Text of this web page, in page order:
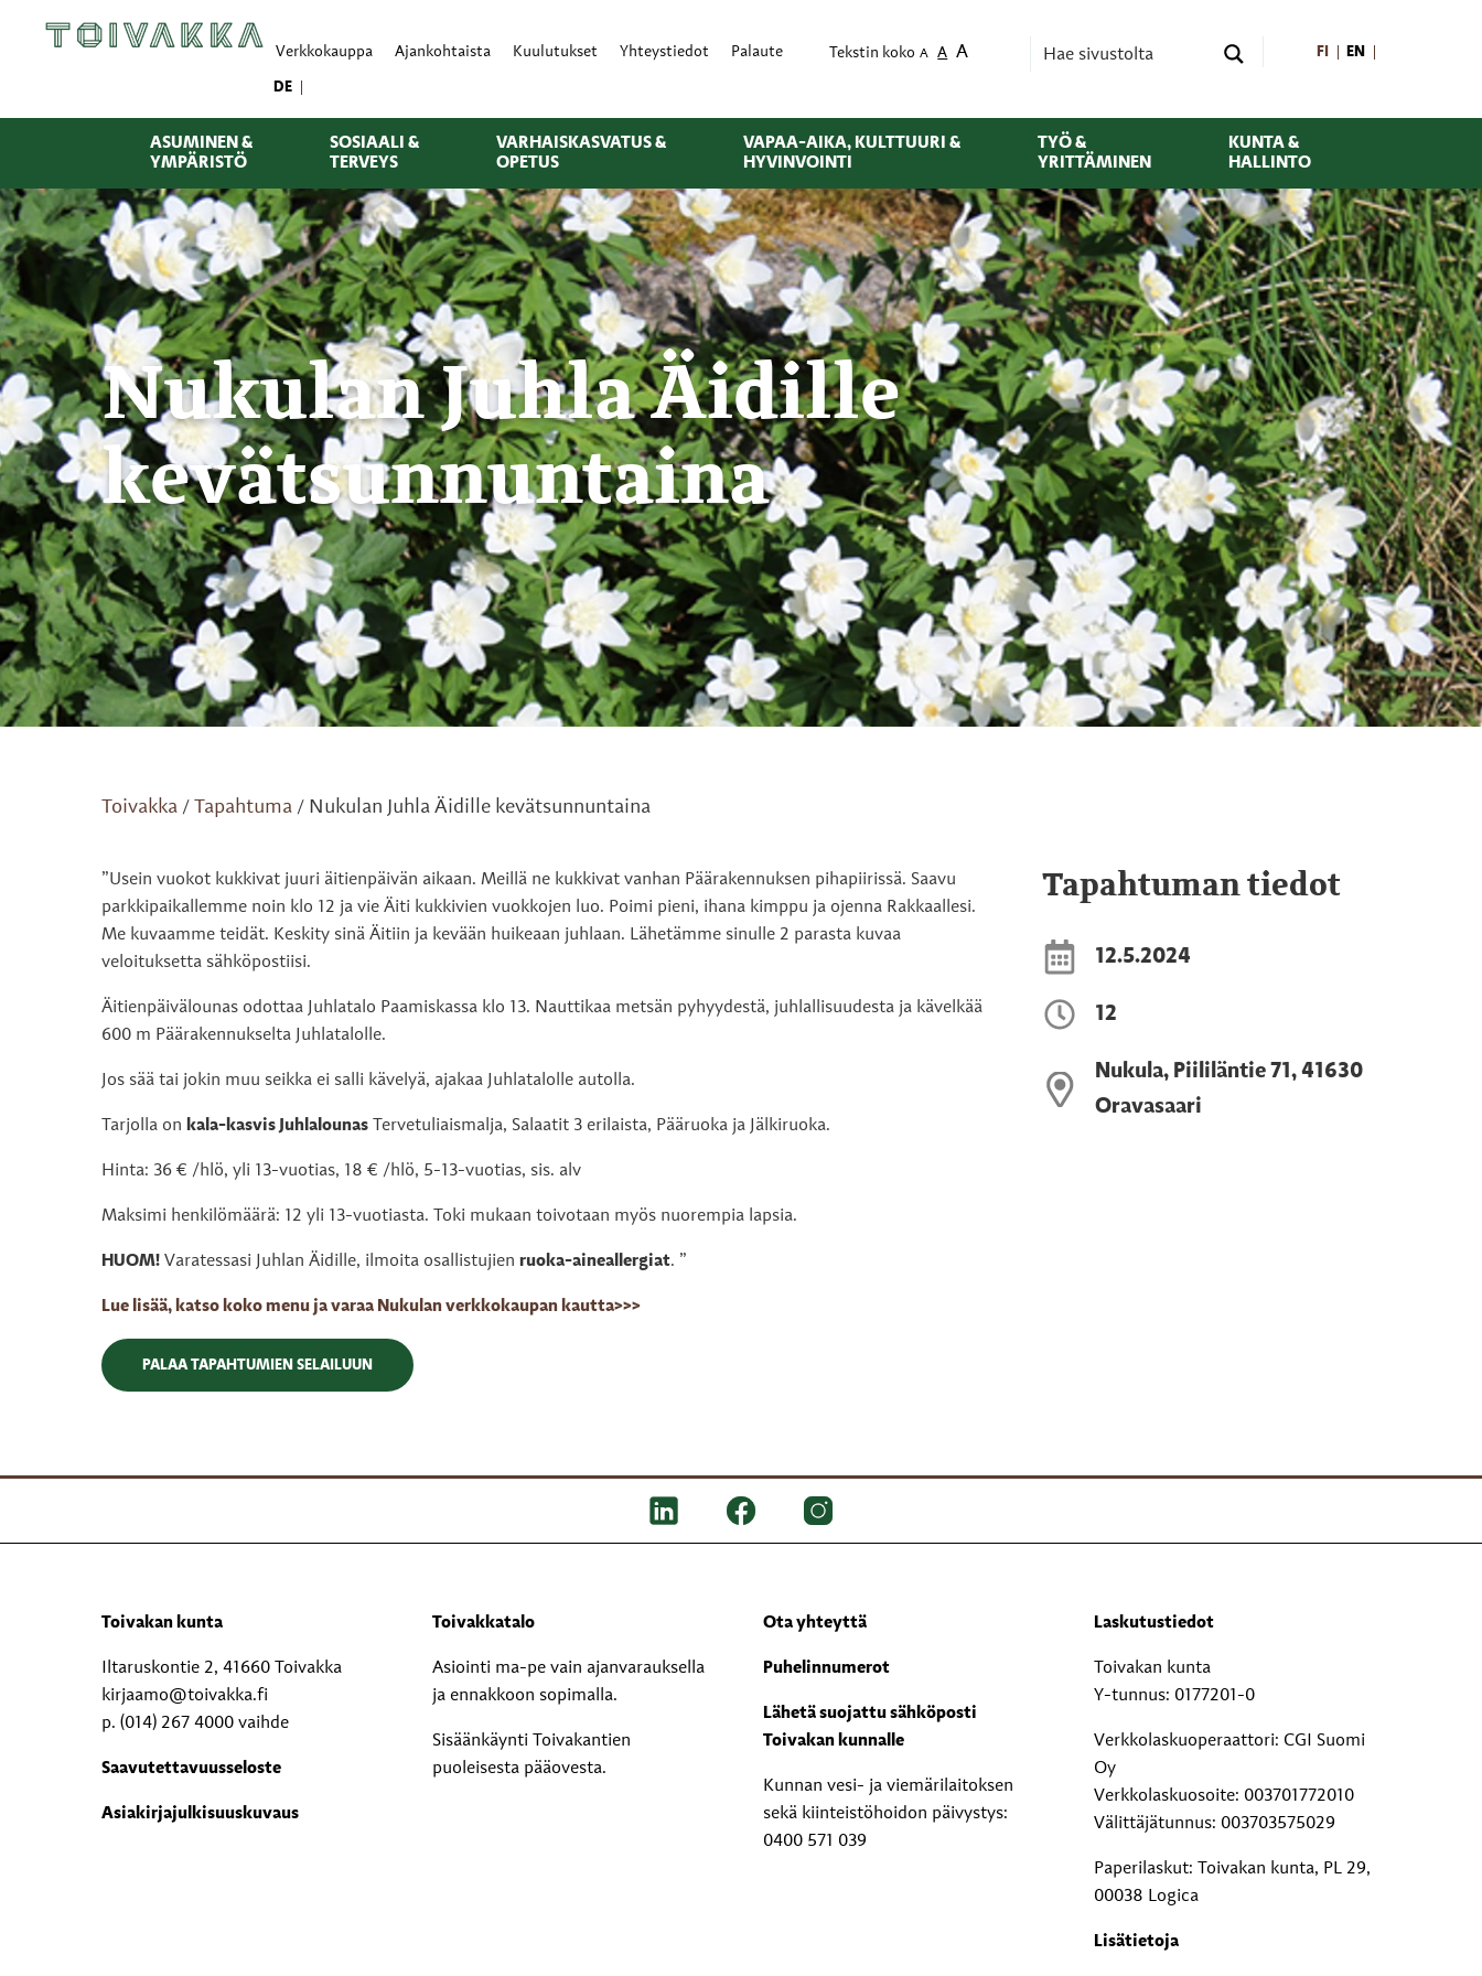
Verkkokauppa Ajankohtaista Kuulutukset Yhteystiedot Palaute Tekstin koko A A A FI EN
DE
ASUMINEN &
YMPÄRISTÖ
SOSIAALI &
TERVEYS
VARHAISKASVATUS &
OPETUS
VAPAA-AIKA, KULTTUURI &
HYVINVOINTI
TYÖ &
YRITTÄMINEN
KUNTA &
HALLINTO
Nukulan Juhla Äidille
kevätsunnuntaina
Toivakka / Tapahtuma / Nukulan Juhla Äidille kevätsunnuntaina
”Usein vuokot kukkivat juuri äitienpäivän aikaan. Meillä ne kukkivat vanhan Päärakennuksen pihapiirissä. Saavu
parkkipaikallemme noin klo 12 ja vie Äiti kukkivien vuokkojen luo. Poimi pieni, ihana kimppu ja ojenna Rakkaallesi.
Me kuvaamme teidät. Keskity sinä Äitiin ja kevään huikeaan juhlaan. Lähetämme sinulle 2 parasta kuvaa
veloituksetta sähköpostiisi.
Äitienpäivälounas odottaa Juhlatalo Paamiskassa klo 13. Nauttikaa metsän pyhyydestä, juhlallisuudesta ja kävelkää
600 m Päärakennukselta Juhlatalolle.
Jos sää tai jokin muu seikka ei salli kävelyä, ajakaa Juhlatalolle autolla.
Tarjolla on kala-kasvis Juhlalounas Tervetuliaismalja, Salaatit 3 erilaista, Pääruoka ja Jälkiruoka.
Hinta: 36 € /hlö, yli 13-vuotias, 18 € /hlö, 5-13-vuotias, sis. alv
Maksimi henkilömäärä: 12 yli 13-vuotiasta. Toki mukaan toivotaan myös nuorempia lapsia.
HUOM! Varatessasi Juhlan Äidille, ilmoita osallistujien ruoka-aineallergiat. ”
Lue lisää, katso koko menu ja varaa Nukulan verkkokaupan kautta>>>
PALAA TAPAHTUMIEN SELAILUUN
Tapahtuman tiedot
12.5.2024
12
Nukula, Piililäntie 71, 41630
Oravasaari
Toivakan kunta
Iltaruskontie 2, 41660 Toivakka
kirjaamo@toivakka.fi
p. (014) 267 4000 vaihde
Saavutettavuusseloste
Asiakirjajulkisuuskuvaus
Toivakkatalo
Asiointi ma-pe vain ajanvarauksella
ja ennakkoon sopimalla.
Sisäänkäynti Toivakantien
puoleisesta pääovesta.
Ota yhteyttä
Puhelinnumerot
Lähetä suojattu sähköposti
Toivakan kunnalle
Kunnan vesi- ja viemärilaitoksen
sekä kiinteistöhoidon päivystys:
0400 571 039
Laskutustiedot
Toivakan kunta
Y-tunnus: 0177201-0
Verkkolaskuoperaattori: CGI Suomi
Oy
Verkkolaskuosoite: 003701772010
Välittäjätunnus: 003703575029
Paperilaskut: Toivakan kunta, PL 29,
00038 Logica
Lisätietoja